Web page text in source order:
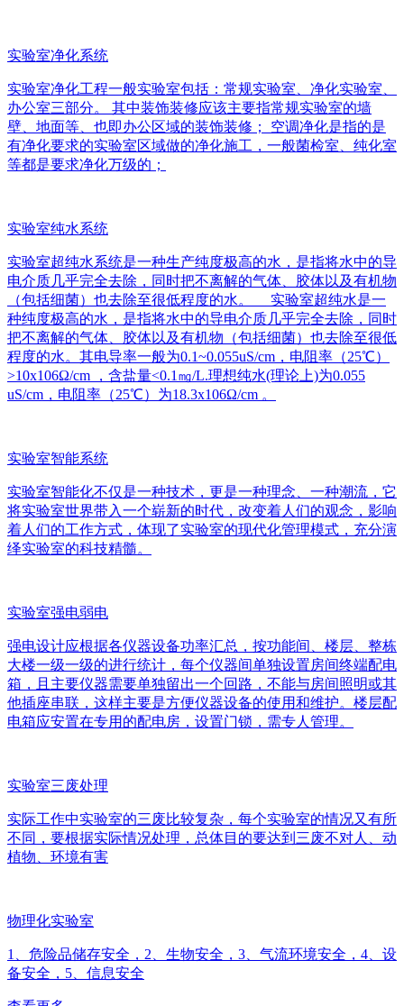
实验室净化系统
实验室净化工程一般实验室包括：常规实验室、净化实验室、
办公室三部分。 其中装饰装修应该主要指常规实验室的墙
壁、地面等、也即办公区域的装饰装修； 空调净化是指的是
有净化要求的实验室区域做的净化施工，一般菌检室、纯化室
等都是要求净化万级的；
实验室纯水系统
实验室超纯水系统是一种生产纯度极高的水，是指将水中的导
电介质几乎完全去除，同时把不离解的气体、胶体以及有机物
（包括细菌）也去除至很低程度的水。 实验室超纯水是一
种纯度极高的水，是指将水中的导电介质几乎完全去除，同时
把不离解的气体、胶体以及有机物（包括细菌）也去除至很低
程度的水。其电导率一般为0.1~0.055uS/cm，电阻率（25℃）
>10x106Ω/cm ，含盐量<0.1㎎/L.理想纯水(理论上)为0.055
uS/cm，电阻率（25℃）为18.3x106Ω/cm 。
实验室智能系统
实验室智能化不仅是一种技术，更是一种理念、一种潮流，它
将实验室世界带入一个崭新的时代，改变着人们的观念，影响
着人们的工作方式，体现了实验室的现代化管理模式，充分演
绎实验室的科技精髓。
实验室强电弱电
强电设计应根据各仪器设备功率汇总，按功能间、楼层、整栋
大楼一级一级的进行统计，每个仪器间单独设置房间终端配电
箱，且主要仪器需要单独留出一个回路，不能与房间照明或其
他插座串联，这样主要是方便仪器设备的使用和维护。楼层配
电箱应安置在专用的配电房，设置门锁，需专人管理。
实验室三废处理
实际工作中实验室的三废比较复杂，每个实验室的情况又有所
不同，要根据实际情况处理，总体目的要达到三废不对人、动
植物、环境有害
物理化实验室
1、危险品储存安全，2、生物安全，3、气流环境安全，4、设
备安全，5、信息安全